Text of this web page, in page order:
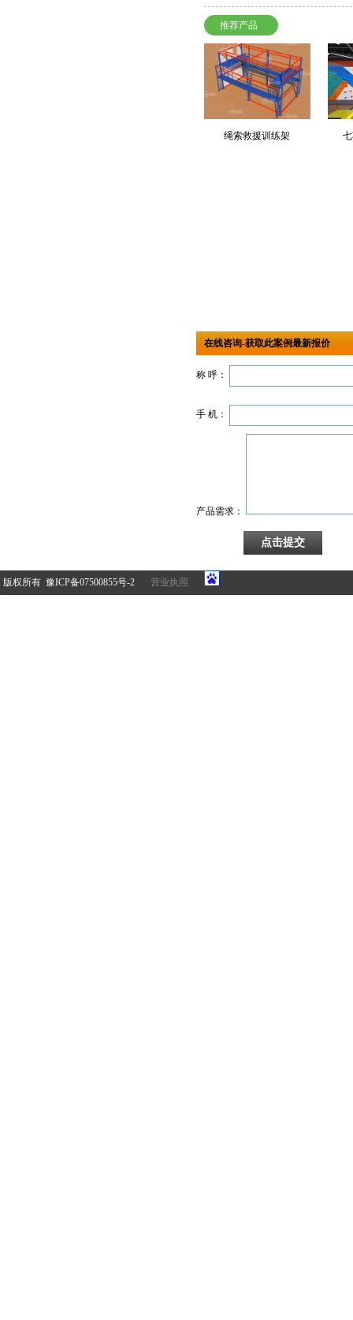
推荐产品
绳索救援训练架
在线咨询-获取此案例最新报价
称 呼：
手 机：
产品需求：
版权所有 豫ICP备07500855号-2 营业执照